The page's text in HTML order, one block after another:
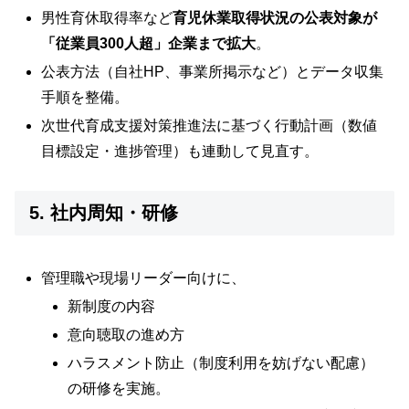
男性育休取得率など育児休業取得状況の公表対象が
「従業員300人超」企業まで拡大。
公表方法（自社HP、事業所掲示など）とデータ収集
手順を整備。
次世代育成支援対策推進法に基づく行動計画（数値
目標設定・進捗管理）も連動して見直す。
5. 社内周知・研修
管理職や現場リーダー向けに、
新制度の内容
意向聴取の進め方
ハラスメント防止（制度利用を妨げない配慮）
の研修を実施。